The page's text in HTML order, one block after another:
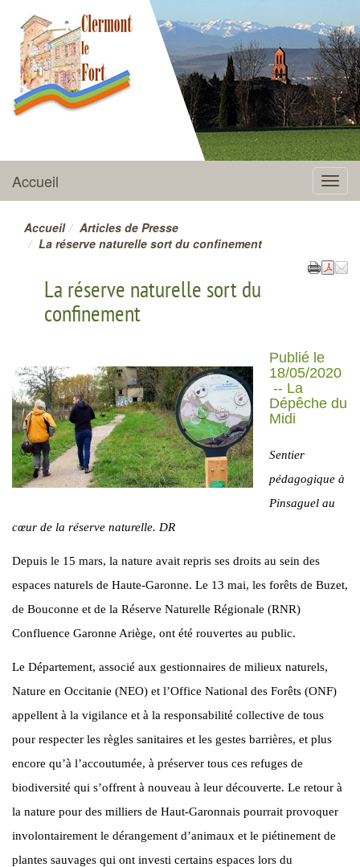
CLERMONT-LE-FORT
Menu
Accueil
Accueil
Articles de Presse
La réserve naturelle sort du confinement
La réserve naturelle sort du
confinement
Publié le
18/05/2020
-- La
Dépêche du
Midi
Sentier
pédagogique à
Pinsaguel au
cœur de la réserve naturelle. DR
Depuis le 15 mars, la nature avait repris ses droits au sein des
espaces naturels de Haute-Garonne. Le 13 mai, les forêts de Buzet,
de Bouconne et de la Réserve Naturelle Régionale (RNR)
Confluence Garonne Ariège, ont été rouvertes au public.
Le Département, associé aux gestionnaires de milieux naturels,
Nature en Occitanie (NEO) et l’Office National des Forêts (ONF)
appellent à la vigilance et à la responsabilité collective de tous
pour respecter les règles sanitaires et les gestes barrières, et plus
encore qu’à l’accoutumée, à préserver tous ces refuges de
biodiversité qui s’offrent à nouveau à leur découverte. Le retour à
la nature pour des milliers de Haut-Garonnais pourrait provoquer
involontairement le dérangement d’animaux et le piétinement de
plantes sauvages qui ont investi certains espaces lors du